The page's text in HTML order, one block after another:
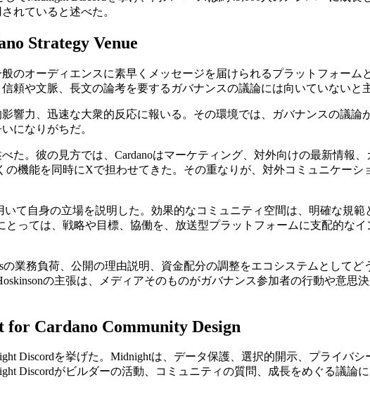
れていると述べた。
Strategy Venue
のオーディエンスに素早くメッセージを届けられるプラットフォー
頼や文脈、長文の論考を要するガバナンスの議論には向いていないと
響力、迅速な大衆的反応に報いる。その環境では、ガバナンスの議
になりがちだ。
た。彼の見方では、Cardanoはマーケティング、対外向けの最新情報
機能を同時にXで担わせてきた。その重なりが、対外コミュニケー
て自身の立場を説明した。効果的なコミュニティ空間は、明確な規
っては、戦略や目標、協働を、放送型プラットフォームに支配的な
の業務負荷、公開の理由説明、資金配分の調整をエコシステムとして
の主張は、メディアそのものがガバナンス参加者の行動や意思
for Cardano Community Design
Discordを挙げた。Midnightは、データ保護、選択的開示、プライバ
Discordがビルダーの活動、コミュニティの質問、成長をめぐる議論